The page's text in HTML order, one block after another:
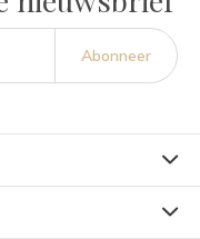
Abonneer